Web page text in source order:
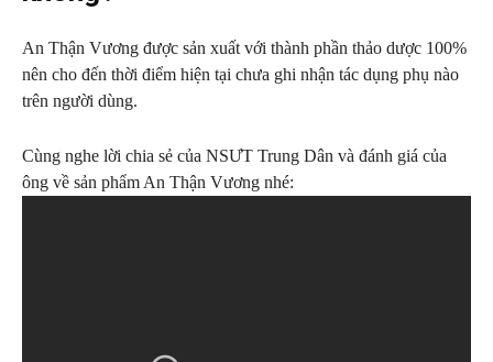
An Thận Vương được sản xuất với thành phần thảo dược 100%
nên cho đến thời điểm hiện tại chưa ghi nhận tác dụng phụ nào
trên người dùng.
Cùng nghe lời chia sẻ của NSƯT Trung Dân và đánh giá của
ông về sản phẩm An Thận Vương nhé: